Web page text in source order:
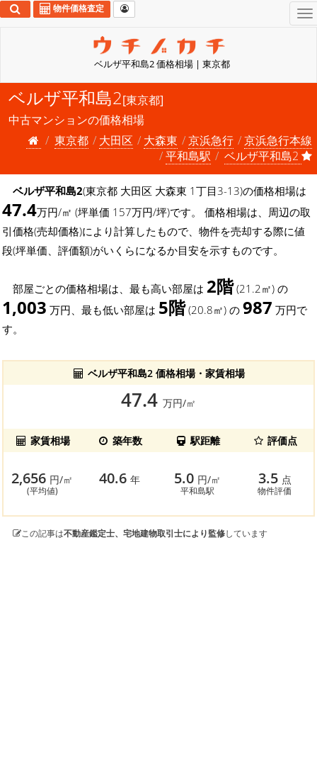
ベルザ平和島2 価格相場 | 東京都
物件価格査定
ベルザ平和島2[東京都]
中古マンションの価格相場
東京都
大田区 大森東 京浜急行
京浜急行本線
平和島駅
ベルザ平和島2
ベルザ平和島2(東京都 大田区 大森東 1丁目3-13)の価格相場は
47.4万円/㎡ (坪単価 157万円/坪)です。 価格相場は、周辺の取
引価格(売却価格)により計算したもので、物件を売却する際に値
段(坪単価、評価額)がいくらになるか目安を示すものです。
部屋ごとの価格相場は、最も高い部屋は 2階(21.2㎡) の
1,003 万円、最も低い部屋は 5階(20.8㎡) の 987 万円で
す。
ベルザ平和島2 価格相場・家賃相場
47.4 万円/㎡
家賃相場 築年数 駅距離 評価点
2,656 円/㎡
(平均値)
40.6年 5.0 円/㎡
平和島駅
3.5 点
物件評価
この記事は不動産鑑定士、宅地建物取引士により監修しています